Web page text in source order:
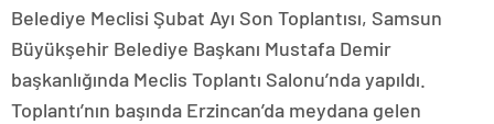
Belediye Meclisi Şubat Ayı Son Toplantısı, Samsun
Büyükşehir Belediye Başkanı Mustafa Demir
başkanlığında Meclis Toplantı Salonu’nda yapıldı.
Toplantı’nın başında Erzincan’da meydana gelen